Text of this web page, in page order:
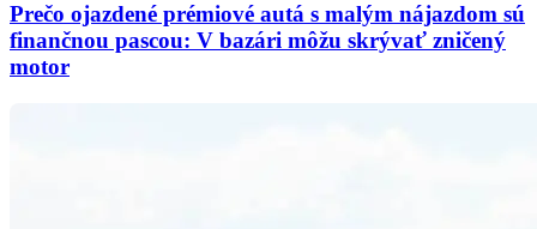
Prečo ojazdené prémiové autá s malým nájazdom sú
finančnou pascou: V bazári môžu skrývať zničený
motor